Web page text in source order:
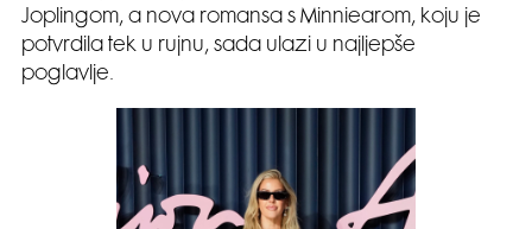
Joplingom, a nova romansa s Minniearom, koju je
potvrdila tek u rujnu, sada ulazi u najljepše
poglavlje.